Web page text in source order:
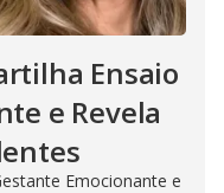
Ensaio
e Revela
Emocionante e